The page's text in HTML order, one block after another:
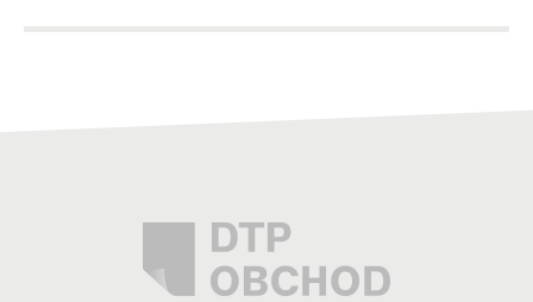
BENQ MA320U PRO MAC